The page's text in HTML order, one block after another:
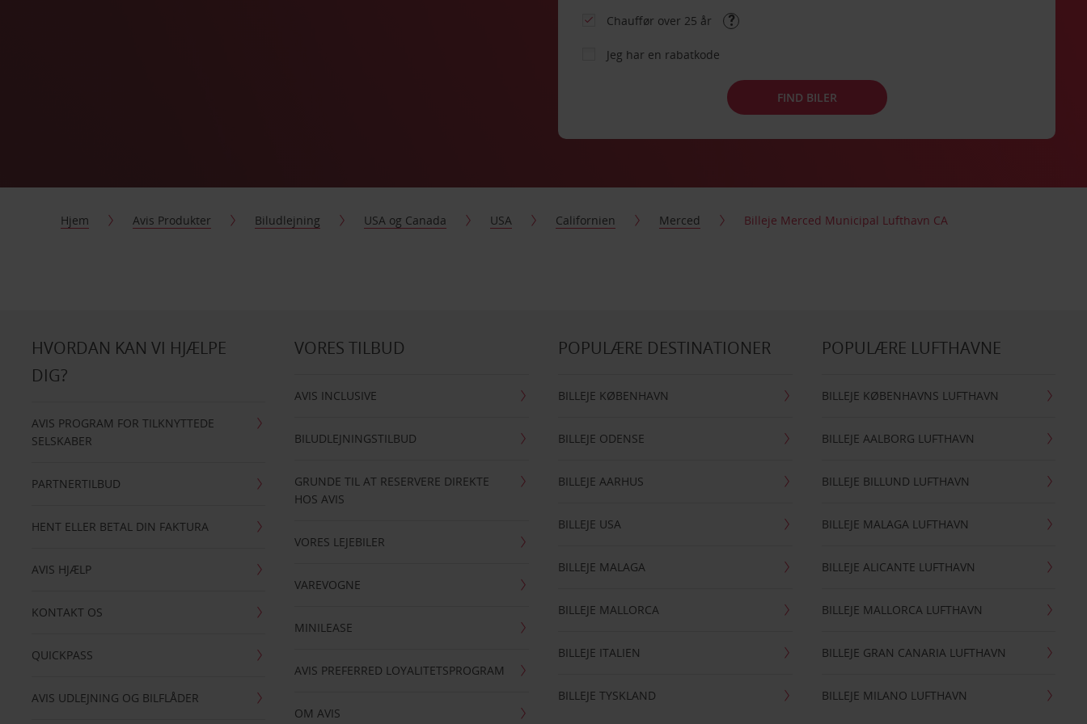
Chauffør over 25 år
Jeg har en rabatkode
FIND BILER
Hjem Avis Produkter Biludlejning USA og Canada USA Californien Merced Billeje Merced Municipal Lufthavn CA
HVORDAN KAN VI HJÆLPE
DIG?
AVIS PROGRAM FOR TILKNYTTEDE
SELSKABER
PARTNERTILBUD
HENT ELLER BETAL DIN FAKTURA
AVIS HJÆLP
KONTAKT OS
QUICKPASS
AVIS UDLEJNING OG BILFLÅDER
VORES TILBUD
AVIS INCLUSIVE
BILUDLEJNINGSTILBUD
GRUNDE TIL AT RESERVERE DIREKTE
HOS AVIS
VORES LEJEBILER
VAREVOGNE
MINILEASE
AVIS PREFERRED LOYALITETSPROGRAM
OM AVIS
POPULÆRE DESTINATIONER
BILLEJE KØBENHAVN
BILLEJE ODENSE
BILLEJE AARHUS
BILLEJE USA
BILLEJE MALAGA
BILLEJE MALLORCA
BILLEJE ITALIEN
BILLEJE TYSKLAND
POPULÆRE LUFTHAVNE
BILLEJE KØBENHAVNS LUFTHAVN
BILLEJE AALBORG LUFTHAVN
BILLEJE BILLUND LUFTHAVN
BILLEJE MALAGA LUFTHAVN
BILLEJE ALICANTE LUFTHAVN
BILLEJE MALLORCA LUFTHAVN
BILLEJE GRAN CANARIA LUFTHAVN
BILLEJE MILANO LUFTHAVN